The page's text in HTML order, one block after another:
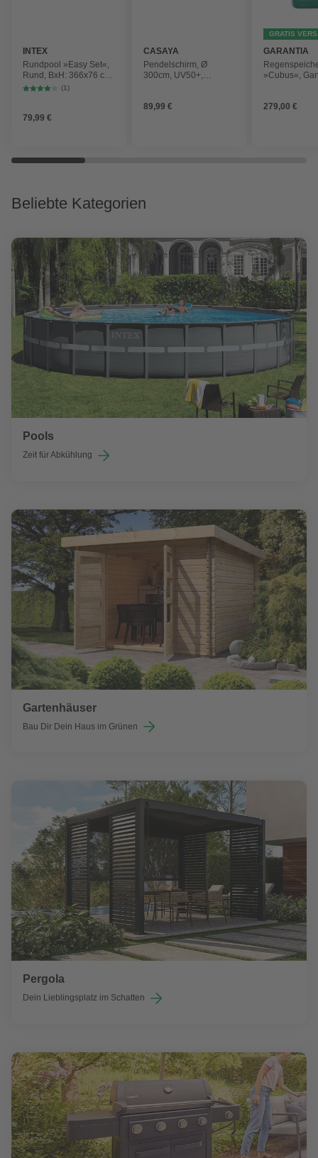
INTEX
Rundpool »Easy Set«,
Rund, BxH: 366x76 cm,
blau
(1)
79,99 €
CASAYA
Pendelschirm, Ø
300cm, UV50+,
89,99 €
GRATIS
GARANTIA
»Cubus«,
279,00 €
Beliebte Kategorien
Pools
Zeit für Abkühlung
Gartenhäuser
Bau Dir Dein Haus im Grünen
Pergola
Dein Lieblingsplatz im Schatten